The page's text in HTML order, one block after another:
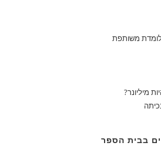
מיליונר?
בבית הספר